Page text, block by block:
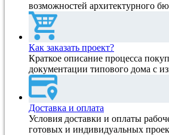
возможностей архитектурного
Как заказать проект?
Краткое описание процесса
документации типового дома с
Доставка и оплата
Условия доставки и оплаты
готовых и индивидуальных